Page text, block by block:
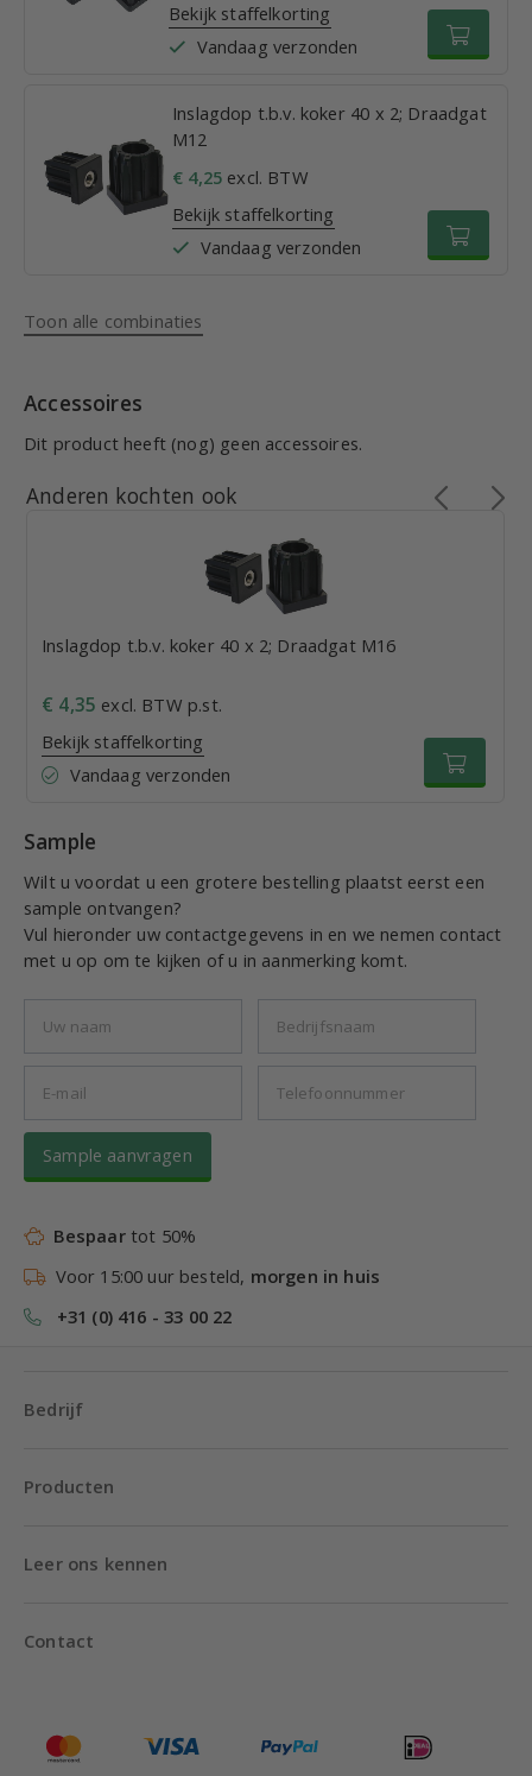
Bekijk staffelkorting
Vandaag verzonden
Inslagdop t.b.v. koker 40 x 2; Draadgat
M12
€ 4,25 excl. BTW
Bekijk staffelkorting
Vandaag verzonden
Toon alle combinaties
Accessoires
Dit product heeft (nog) geen accessoires.
Anderen kochten ook
Inslagdop t.b.v. koker 40 x 2; Draadgat M16
€ 4,35 excl. BTW p.st.
Bekijk staffelkorting
Vandaag verzonden
Sample
Wilt u voordat u een grotere bestelling plaatst eerst een
sample ontvangen?
Vul hieronder uw contactgegevens in en we nemen contact
met u op om te kijken of u in aanmerking komt.
Sample aanvragen
Bespaartot 50%
Voor 15:00 uur besteld, morgen in huis
+31 (0) 416 - 33 00 22
Bedrijf
Producten
Leer ons kennen
Contact